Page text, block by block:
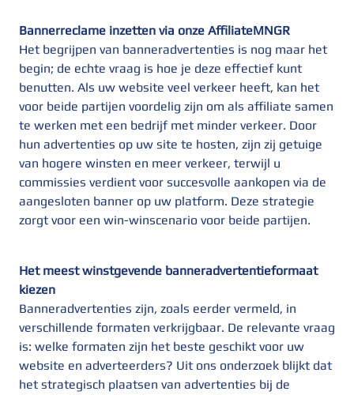
Bannerreclame inzetten via onze AffiliateMNGR
Het begrijpen van banneradvertenties is nog maar het
begin; de echte vraag is hoe je deze effectief kunt
benutten. Als uw website veel verkeer heeft, kan het
voor beide partijen voordelig zijn om als affiliate samen
te werken met een bedrijf met minder verkeer. Door
hun advertenties op uw site te hosten, zijn zij getuige
van hogere winsten en meer verkeer, terwijl u
commissies verdient voor succesvolle aankopen via de
aangesloten banner op uw platform. Deze strategie
zorgt voor een win-winscenario voor beide partijen.
Het meest winstgevende banneradvertentieformaat
kiezen
Banneradvertenties zijn, zoals eerder vermeld, in
verschillende formaten verkrijgbaar. De relevante vraag
is: welke formaten zijn het beste geschikt voor uw
website en adverteerders? Uit ons onderzoek blijkt dat
het strategisch plaatsen van advertenties bij de